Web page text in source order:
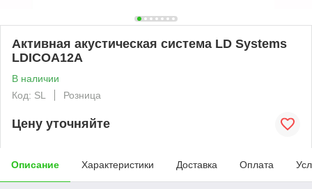
Активная акустическая система LD Systems
LDICOA12A
В наличии
Код: SL
Розница
Цену уточняйте
Описание Характеристики Доставка Оплата